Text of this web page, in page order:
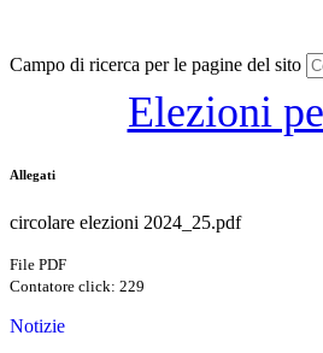
Campo di ricerca per le pagine del sito
Elezioni
Allegati
circolare elezioni 2024_25.pdf
File PDF
Contatore click: 229
Notizie